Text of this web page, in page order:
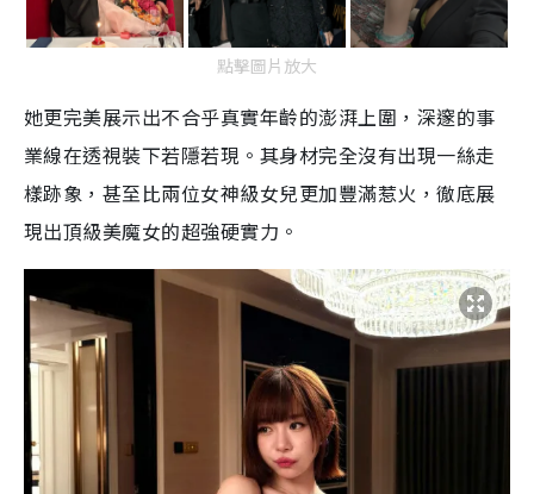
點擊圖片放大
她更完美展示出不合乎真實年齡的澎湃上圍，深邃的事
業線在透視裝下若隱若現。其身材完全沒有出現一絲走
樣跡象，甚至比兩位女神級女兒更加豐滿惹火，徹底展
現出頂級美魔女的超強硬實力。